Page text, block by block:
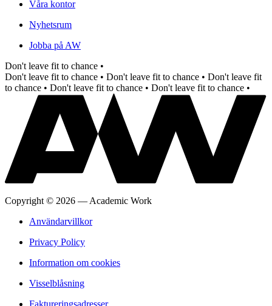
Våra kontor
Nyhetsrum
Jobba på AW
Don't leave fit to chance •
Don't leave fit to chance • Don't leave fit to chance • Don't leave fit
to chance • Don't leave fit to chance • Don't leave fit to chance •
Copyright © 2026 — Academic Work
Användarvillkor
Privacy Policy
Information om cookies
Visselblåsning